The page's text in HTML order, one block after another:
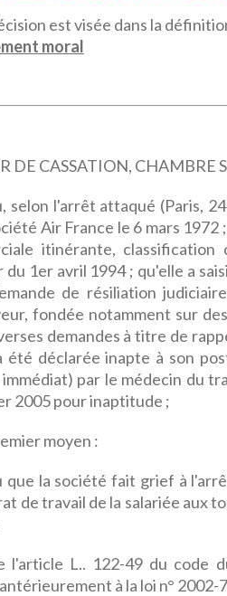
est visée dans la
moral
DE CASSATION, CHAMBRE
selon l'arrêt attaqué (Paris,
Air France le 6 mars
itinérante,
du 1er avril 1994 ; qu'elle a
de résiliation
fondée notamment sur
demandes à titre de
été déclarée inapte à son
par le médecin du
2005 pour inaptitude ;
moyen :
la société fait grief à
de travail de la salariée aux
l'article L.. 122-49 du code
à la loi n°